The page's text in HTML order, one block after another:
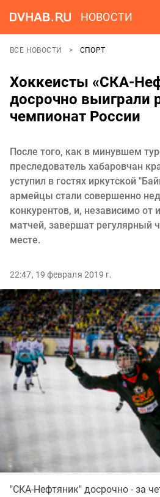
НОВОСТИ
ВСЕ НОВОСТИ СПОРТ
Хоккеисты «СКА-
досрочно выиграли
чемпионат России
После того, как в минувшем
преследователь хабаровчан
уступил в гостях иркутской
армейцы стали совершенно
конкурентов, и, независимо от
матчей, завершат регулярный
месте.
22:47, 19 февраля 2019 г.
"СКА-Нефтяник" досрочно - за